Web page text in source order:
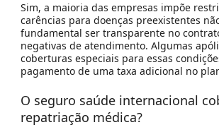
Sim, a maioria das empresas impõe
carências para doenças preexistentes
fundamental ser transparente no
negativas de atendimento. Algumas
coberturas especiais para essas
pagamento de uma taxa adicional no
O seguro saúde internacional
repatriação médica?